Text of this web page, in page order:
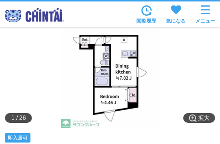
住所から
家賃相場から
通勤通学時間から
物件特集から
不動産会社から
閲覧履歴 気になる メニュー
拡大
1 /26
即入居可